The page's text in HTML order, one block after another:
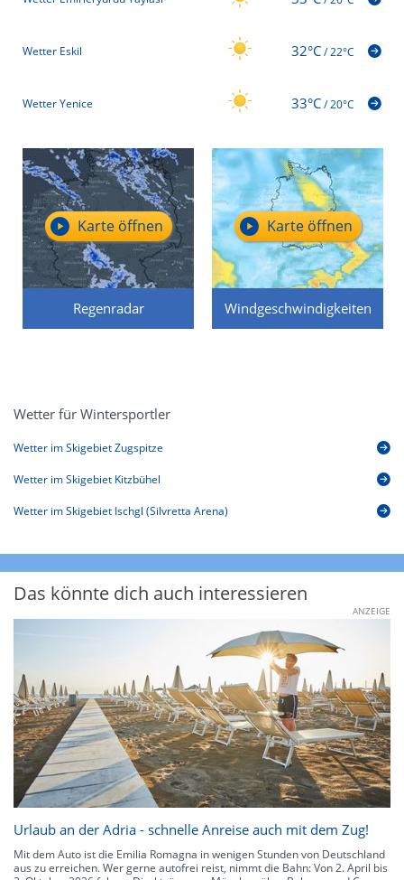
Wetter Eskil 32°C/22°C
Wetter Yenice 33°C/20°C
Regenradar
Karte öffnen
Windgeschwindigkeiten
Karte öffnen
Wetter für Wintersportler
Wetter im Skigebiet Zugspitze
Wetter im Skigebiet Kitzbühel
Wetter im Skigebiet Ischgl (Silvretta Arena)
Das könnte dich auch interessieren
ANZEIGE
Urlaub an der Adria - schnelle Anreise auch mit dem Zug!
Mit dem Auto ist die Emilia Romagna in wenigen Stunden von Deutschland
aus zu erreichen. Wer gerne autofrei reist, nimmt die Bahn: Von 2. April bis